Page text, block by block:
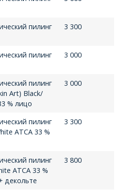
пилинг
3 300
пилинг
3 000
пилинг
Art) Black/
% лицо
3 000
пилинг
ATCA 33 %
3 300
пилинг
ATCA 33 %
декольте
3 800